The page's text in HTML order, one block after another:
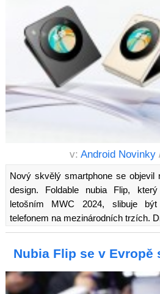
v: Android Novinky
Nový skvělý smartphone se objevil
design. Foldable nubia Flip,
letošním MWC 2024, slibuje být
telefonem na mezinárodních trzích.
Nubia Flip se v Evropě